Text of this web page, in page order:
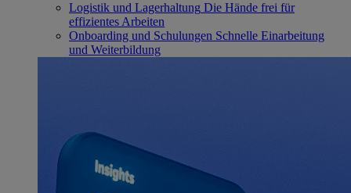
Logistik und Lagerhaltung Die Hände frei für
effizientes Arbeiten
Onboarding und Schulungen Schnelle Einarbeitung
und Weiterbildung